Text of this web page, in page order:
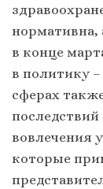
нормативна,
в конце
в политику –
сферах
вовлечения
которые